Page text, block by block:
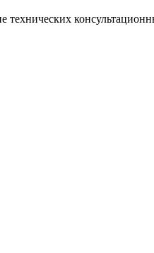
технических